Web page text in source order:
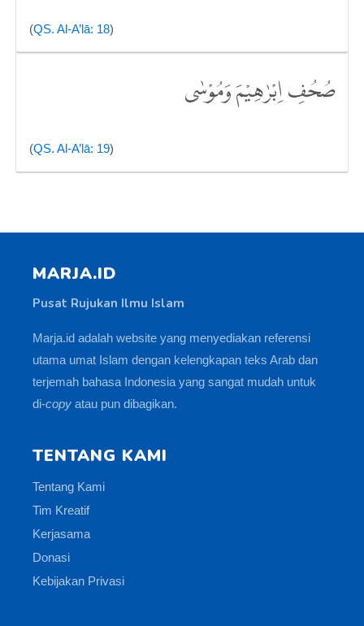
(QS. Al-A’lā: 18)
صُحُفِ اِبْرٰهِيْمَ وَمُوْسٰى
(QS. Al-A’lā: 19)
MARJA.ID
Pusat Rujukan Ilmu Islam
Marja.id adalah website yang menyediakan referensi
utama umat Islam dengan kelengkapan teks Arab dan
terjemah bahasa Indonesia yang sangat mudah untuk
di-copy atau pun dibagikan.
TENTANG KAMI
Tentang Kami
Tim Kreatif
Kerjasama
Donasi
Kebijakan Privasi